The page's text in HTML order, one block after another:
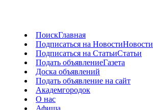
ПоискГлавная
Подписаться на НовостиНовости
Подписаться на СтатьиСтатьи
Подать объявлениеГазета
Доска объявлений
Подать объявление на сайт
Академгородок
О нас
Афиша